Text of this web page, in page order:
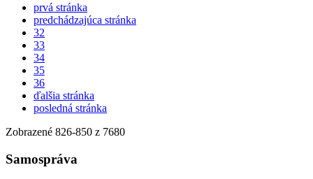
prvá stránka
predchádzajúca stránka
32
33
34
35
36
ďalšia stránka
posledná stránka
Zobrazené 826-850 z 7680
Samospráva